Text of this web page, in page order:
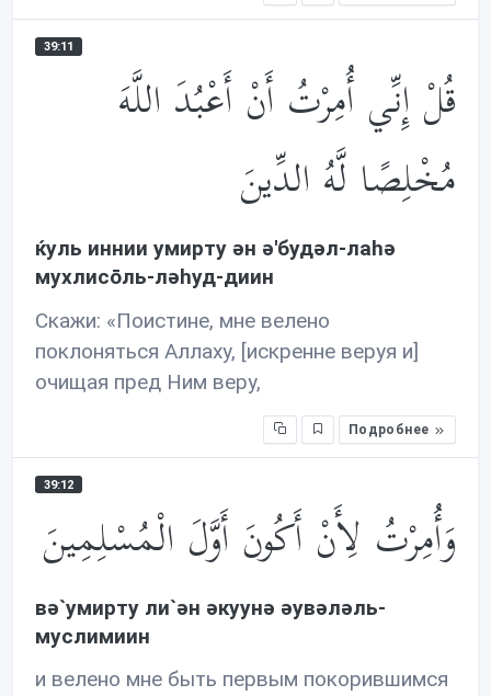
39:11
قُلْ إِنِّي أُمِرْتُ أَنْ أَعْبُدَ اللَّهَ
مُخْلِصًا لَّهُ الدِّينَ
ќуль иннии умирту əн ə'будəл-лаhə
мухлисōль-лəhуд-диин
Скажи: «Поистине, мне велено
поклоняться Аллаху, [искренне веруя и]
очищая пред Ним веру,
Подробнее
39:12
وَأُمِرْتُ لِأَنْ أَكُونَ أَوَّلَ الْمُسْلِمِينَ
вə`умирту ли`əн əкуунə əувəлəль-
муслимиин
и велено мне быть первым покорившимся